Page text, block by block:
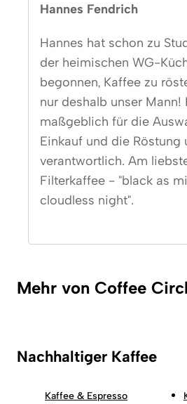
Hannes Fendrich
Hannes hat schon zu
der heimischen WG-
begonnen, Kaffee zu
nur deshalb unser Mann!
maßgeblich für die
Einkauf und die Röstung
verantwortlich. Am
Filterkaffee - "black as
cloudless night".
Mehr von Coffee
Nachhaltiger Kaffee
Kaffee & Espresso